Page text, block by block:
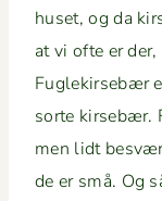
huset, og da
at vi ofte er
Fuglekirse­bær
sorte kirse­bær.
men lidt
de er små. Og